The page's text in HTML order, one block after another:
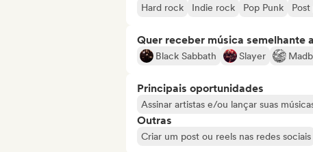
Hard rock Indie rock Pop Punk
Quer receber música semelhante
Black Sabbath Slayer
Principais oportunidades
Assinar artistas e/ou lançar suas
Outras
Criar um post ou reels nas redes sociais